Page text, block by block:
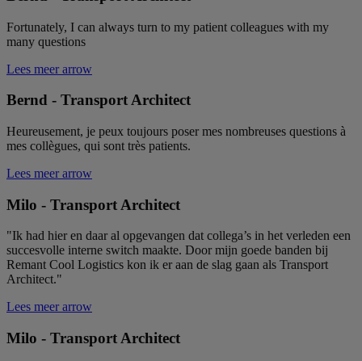
Fortunately, I can always turn to my patient colleagues with my
many questions
Lees meer arrow
Bernd - Transport Architect
Heureusement, je peux toujours poser mes nombreuses questions à
mes collègues, qui sont très patients.
Lees meer arrow
Milo - Transport Architect
"Ik had hier en daar al opgevangen dat collega’s in het verleden een
succesvolle interne switch maakte. Door mijn goede banden bij
Remant Cool Logistics kon ik er aan de slag gaan als Transport
Architect."
Lees meer arrow
Milo - Transport Architect